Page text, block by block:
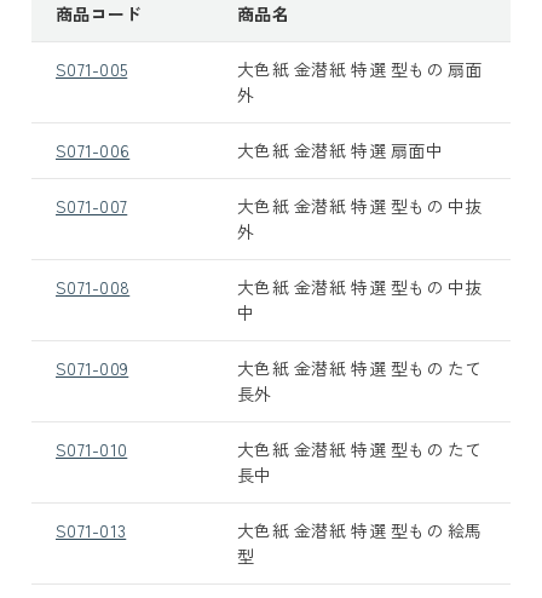
商品コード 商品名
S071-005
大色紙 金潜紙 特選 型もの 扇面
外
S071-006 大色紙 金潜紙 特選 扇面中
S071-007
大色紙 金潜紙 特選 型もの 中抜
外
S071-008
大色紙 金潜紙 特選 型もの 中抜
中
S071-009
大色紙 金潜紙 特選 型もの たて
長外
S071-010
大色紙 金潜紙 特選 型もの たて
長中
S071-013
大色紙 金潜紙 特選 型もの 絵馬
型